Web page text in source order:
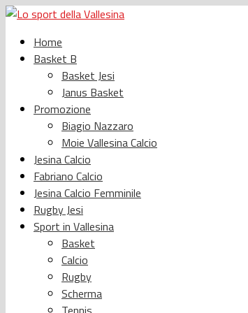
Home
Basket B
Basket Jesi
Janus Basket
Promozione
Biagio Nazzaro
Moie Vallesina Calcio
Jesina Calcio
Fabriano Calcio
Jesina Calcio Femminile
Rugby Jesi
Sport in Vallesina
Basket
Calcio
Rugby
Scherma